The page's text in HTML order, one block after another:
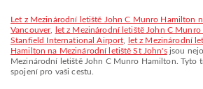
let z Mezinárodní letiště John C Munro Hamilton na Mezinárodní letiště
Vancouver,
let z Mezinárodní letiště John C
Stanfield International Airport
let z Mezinárodní
Hamilton na Mezinárodní letiště St John'sjsou
Mezinárodní letiště John C Munro Hamilton. Tyto
spojení pro vaši cestu.